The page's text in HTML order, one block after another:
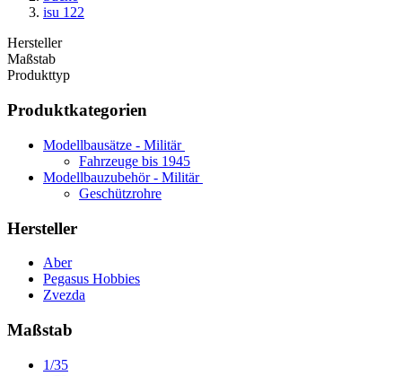
isu 122
Hersteller
Maßstab
Produkttyp
Produktkategorien
Modellbausätze - Militär
Fahrzeuge bis 1945
Modellbauzubehör - Militär
Geschützrohre
Hersteller
Aber
Pegasus Hobbies
Zvezda
Maßstab
1/35